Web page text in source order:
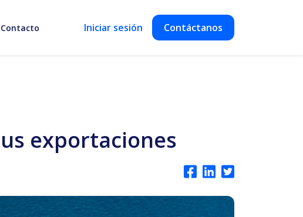
Contacto Iniciar sesión Contáctanos
exportaciones